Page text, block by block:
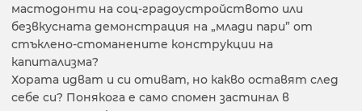
мастодонти на соц-градоустройството или
безвкусната демонстрация на „млади пари” от
стъклено-стоманените конструкции на
капитализма?
Хората идват и си отиват, но какво оставят след
себе си? Понякога е само спомен застинал в